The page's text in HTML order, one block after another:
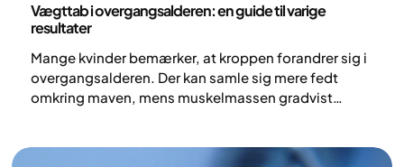
Vægttab i overgangsalderen: en guide til varige
resultater
Mange kvinder bemærker, at kroppen forandrer sig i
overgangsalderen. Der kan samle sig mere fedt
omkring maven, mens muskelmassen gradvist
på, hvad forskning viser, og hvilke strategier der kan